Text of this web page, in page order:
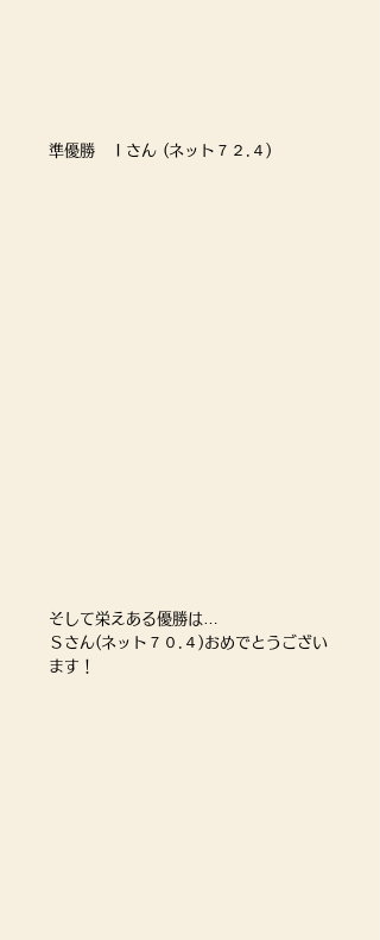
準優勝　Ｉさん (ネット７２.４)
そして栄えある優勝は…
Ｓさん(ネット７０.４)おめでとうござい
ます！